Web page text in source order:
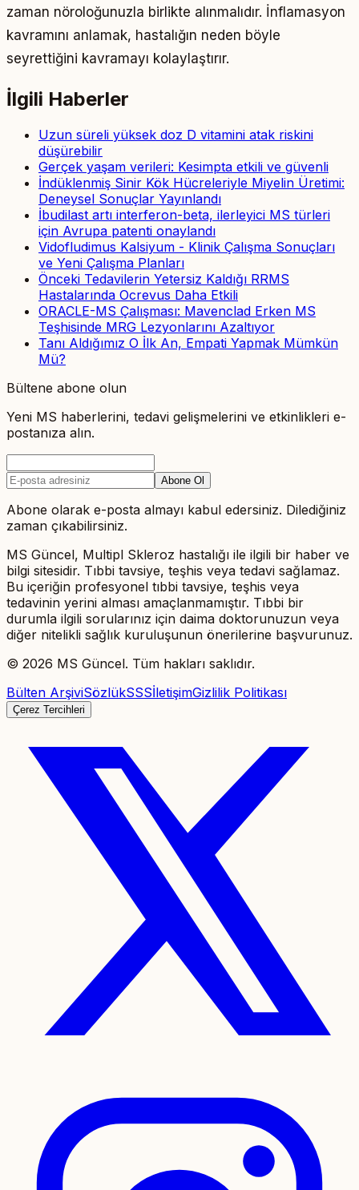
zaman nöroloğunuzla birlikte alınmalıdır. İnflamasyon
kavramını anlamak, hastalığın neden böyle
seyrettiğini kavramayı kolaylaştırır.
İlgili Haberler
Uzun süreli yüksek doz D vitamini atak riskini
düşürebilir
Gerçek yaşam verileri: Kesimpta etkili ve güvenli
İndüklenmiş Sinir Kök Hücreleriyle Miyelin Üretimi:
Deneysel Sonuçlar Yayınlandı
İbudilast artı interferon-beta, ilerleyici MS türleri
için Avrupa patenti onaylandı
Vidofludimus Kalsiyum - Klinik Çalışma Sonuçları
ve Yeni Çalışma Planları
Önceki Tedavilerin Yetersiz Kaldığı RRMS
Hastalarında Ocrevus Daha Etkili
ORACLE-MS Çalışması: Mavenclad Erken MS
Teşhisinde MRG Lezyonlarını Azaltıyor
Tanı Aldığımız O İlk An, Empati Yapmak Mümkün
Mü?
Bültene abone olun
Yeni MS haberlerini, tedavi gelişmelerini ve etkinlikleri e-
postanıza alın.
Abone Ol
Abone olarak e-posta almayı kabul edersiniz. Dilediğiniz
zaman çıkabilirsiniz.
MS Güncel, Multipl Skleroz hastalığı ile ilgili bir haber ve
bilgi sitesidir. Tıbbi tavsiye, teşhis veya tedavi sağlamaz.
Bu içeriğin profesyonel tıbbi tavsiye, teşhis veya
tedavinin yerini alması amaçlanmamıştır. Tıbbi bir
durumla ilgili sorularınız için daima doktorunuzun veya
diğer nitelikli sağlık kuruluşunun önerilerine başvurunuz.
© 2026 MS Güncel. Tüm hakları saklıdır.
Bülten ArşiviSözlükSSSİletişimGizlilik Politikası
Çerez Tercihleri